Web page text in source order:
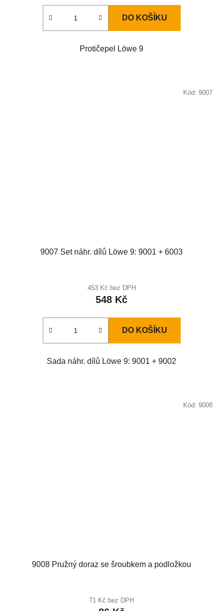
DO KOŠÍKU
Protičepel Löwe 9
9007 Set náhr. dílů Löwe 9: 9001 + 6003
453 Kč bez DPH
548 Kč
DO KOŠÍKU
Sada náhr. dílů Löwe 9: 9001 + 9002
Kód: 9007
9008 Pružný doraz se šroubkem a podložkou
71 Kč bez DPH
Kód: 9008